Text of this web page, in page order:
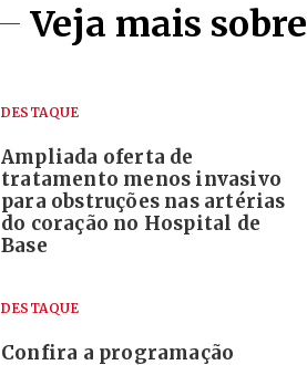
Veja mais sobre
DESTAQUE
Ampliada oferta de
tratamento menos invasivo
para obstruções nas artérias
do coração no Hospital de
Base
DESTAQUE
Confira a programação